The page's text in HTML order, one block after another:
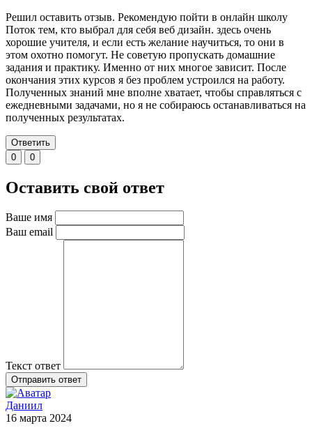
Решил оставить отзыв. Рекомендую пойти в онлайн школу
Поток тем, кто выбрал для себя веб дизайн. здесь очень
хорошие учителя, и если есть желание научиться, то они в
этом охотно помогут. Не советую пропускать домашние
задания и практику. Именно от них многое зависит. После
окончания этих курсов я без проблем устроился на работу.
Полученных знаний мне вполне хватает, чтобы справляться с
ежедневными задачами, но я не собираюсь останавливаться на
полученных результатах.
Ответить
0
0
Оставить свой ответ
Ваше имя
Ваш email
Текст ответ
Отправить ответ
Даниил
16 марта 2024